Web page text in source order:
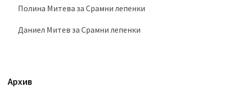
Полина Митева за Срамни лепенки
Даниел Митев за Срамни лепенки
Архив